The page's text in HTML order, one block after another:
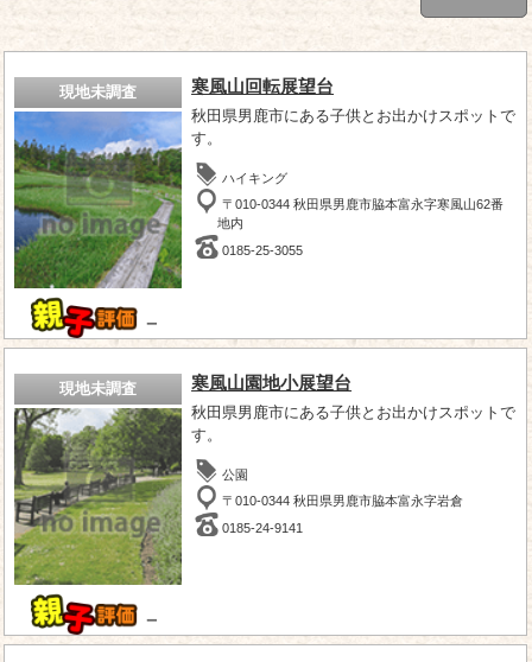
現地未調査
－
寒風山回転展望台
秋田県男鹿市にある子供とお出かけスポットで
す。
ハイキング
〒010-0344 秋田県男鹿市脇本富永字寒風山62番
地内
0185-25-3055
現地未調査
－
寒風山園地小展望台
秋田県男鹿市にある子供とお出かけスポットで
す。
公園
〒010-0344 秋田県男鹿市脇本富永字岩倉
0185-24-9141